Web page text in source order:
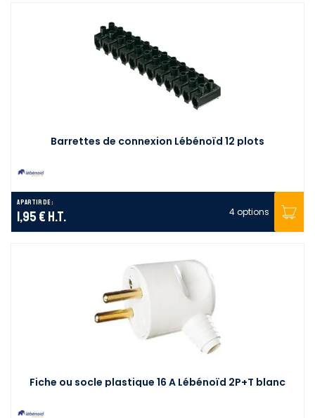
Barrettes de connexion Lébénoïd 12 plots
A partir de :
1,95 € H.T. 4 options
Fiche ou socle plastique 16 A Lébénoïd 2P+T blanc